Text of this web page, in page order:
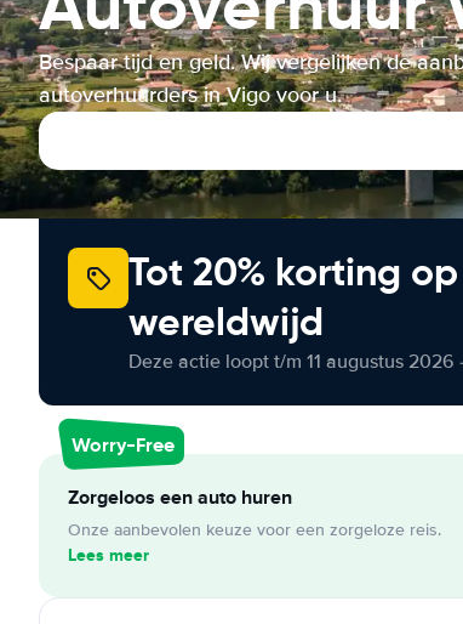
Bespaar tijd en geld. Wij vergelijken de
autoverhuurders in Vigo voor u.
Tot 20% korting
wereldwijd
Deze actie loopt t/m 11 augustus
Worry-Free
Zorgeloos een auto huren
Onze aanbevolen keuze voor een zorgeloze reis.
Lees meer